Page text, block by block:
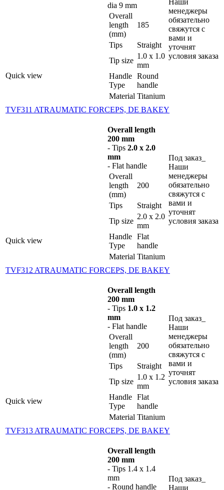
Quick view
dia 9 mm
Overall
length
(mm)
185
Tips
Straight
Tip size
1.0 x 1.0
mm
Handle
Type
Round
handle
Material Titanium
менеджеры
обязательно
свяжутся с
вами и
уточнят
условия заказа
TVF311 ATRAUMATIC FORCEPS, DE BAKEY
Quick view
Overall length
200 mm
- Tips 2.0 x 2.0
mm
- Flat handle
Overall
length
(mm)
200
Tips
Straight
Tip size
2.0 x 2.0
mm
Handle
Type
Flat
handle
Material Titanium
Под заказ_
Наши
менеджеры
обязательно
свяжутся с
вами и
уточнят
условия заказа
TVF312 ATRAUMATIC FORCEPS, DE BAKEY
Quick view
Overall length
200 mm
- Tips 1.0 x 1.2
mm
- Flat handle
Overall
length
(mm)
200
Tips
Straight
Tip size
1.0 x 1.2
mm
Handle
Type
Flat
handle
Material Titanium
Под заказ_
Наши
менеджеры
обязательно
свяжутся с
вами и
уточнят
условия заказа
TVF313 ATRAUMATIC FORCEPS, DE BAKEY
Overall length
200 mm
- Tips 1.4 x 1.4
mm
- Round handle
Под заказ_
Наши